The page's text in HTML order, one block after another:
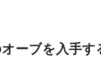
ーブを入手す